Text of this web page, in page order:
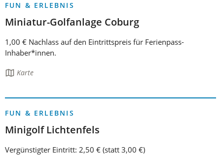
FUN & ERLEBNIS
Miniatur-Golfanlage Coburg
1,00 € Nachlass auf den Eintrittspreis für Ferienpass-
Inhaber*innen.
Die Karte
FUN & ERLEBNIS
Minigolf Lichtenfels
Vergünstigter Eintritt: 2,50 € (statt 3,00 €)